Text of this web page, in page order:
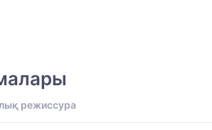
режиссура